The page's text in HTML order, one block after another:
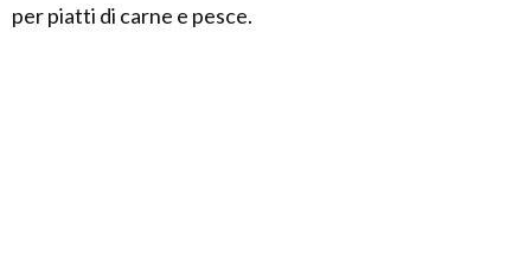
per piatti di carne e pesce.